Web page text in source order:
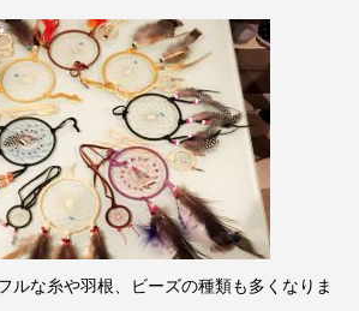
ルな糸や羽根、ビーズの種類も多くなりま